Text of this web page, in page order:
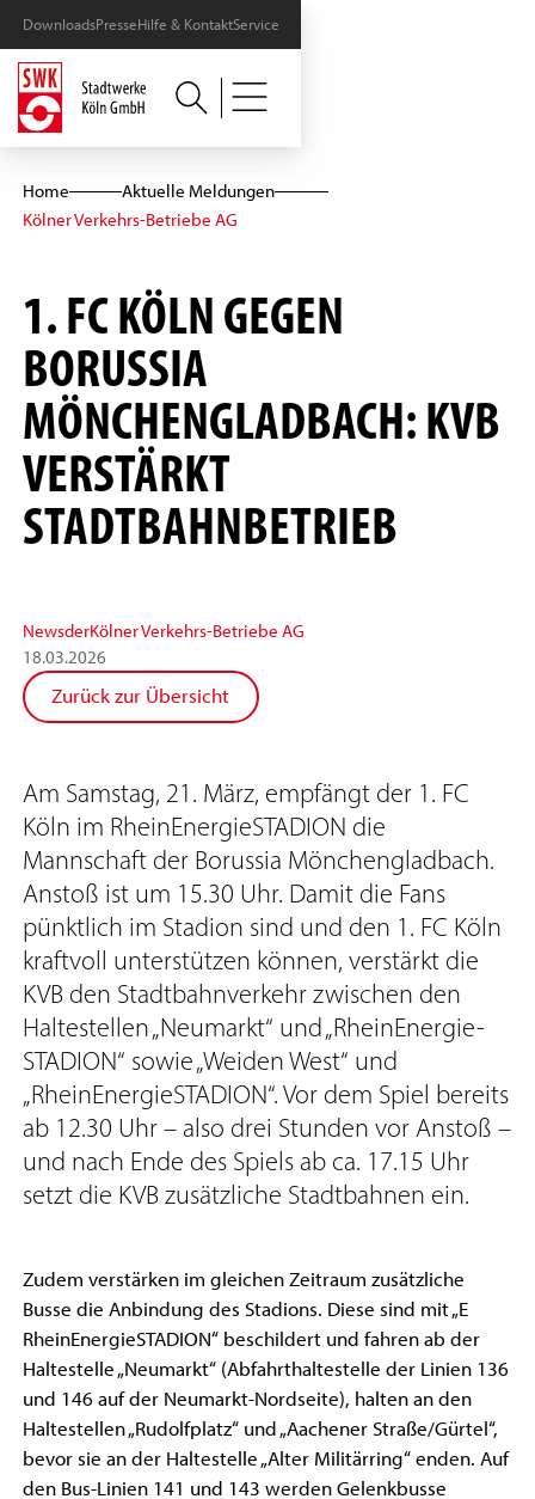
DownloadsPresseHilfe & KontaktService
Home
Aktuelle Meldungen
Kölner Verkehrs-Betriebe AG
1. FC KÖLN GEGEN
BORUSSIA
MÖNCHENGLADBACH: KVB
VERSTÄRKT
STADTBAHNBETRIEB
NewsderKölner Verkehrs-Betriebe AG
18.03.2026
Zurück zur Übersicht
Am Samstag, 21. März, empfängt der 1. FC
Köln im RheinEnergieSTADION die
Mannschaft der Borussia Mönchengladbach.
Anstoß ist um 15.30 Uhr. Damit die Fans
pünktlich im Stadion sind und den 1. FC Köln
kraftvoll unterstützen können, verstärkt die
KVB den Stadtbahnverkehr zwischen den
Haltestellen „Neumarkt“ und „RheinEnergie-
STADION“ sowie „Weiden West“ und
„RheinEnergieSTADION“. Vor dem Spiel bereits
ab 12.30 Uhr – also drei Stunden vor Anstoß –
und nach Ende des Spiels ab ca. 17.15 Uhr
setzt die KVB zusätzliche Stadtbahnen ein.
Zudem verstärken im gleichen Zeitraum zusätzliche
Busse die Anbindung des Stadions. Diese sind mit „E
RheinEnergieSTADION“ beschildert und fahren ab der
Haltestelle „Neumarkt“ (Abfahrthaltestelle der Linien 136
und 146 auf der Neumarkt-Nordseite), halten an den
Haltestellen „Rudolfplatz“ und „Aachener Straße/Gürtel“,
bevor sie an der Haltestelle „Alter Militärring“ enden. Auf
den Bus-Linien 141 und 143 werden Gelenkbusse